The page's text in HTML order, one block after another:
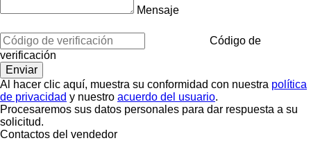
Mensaje
Código de
verificación
Al hacer clic aquí, muestra su conformidad con nuestra política
de privacidad y nuestro acuerdo del usuario.
Procesaremos sus datos personales para dar respuesta a su
solicitud.
Contactos del vendedor